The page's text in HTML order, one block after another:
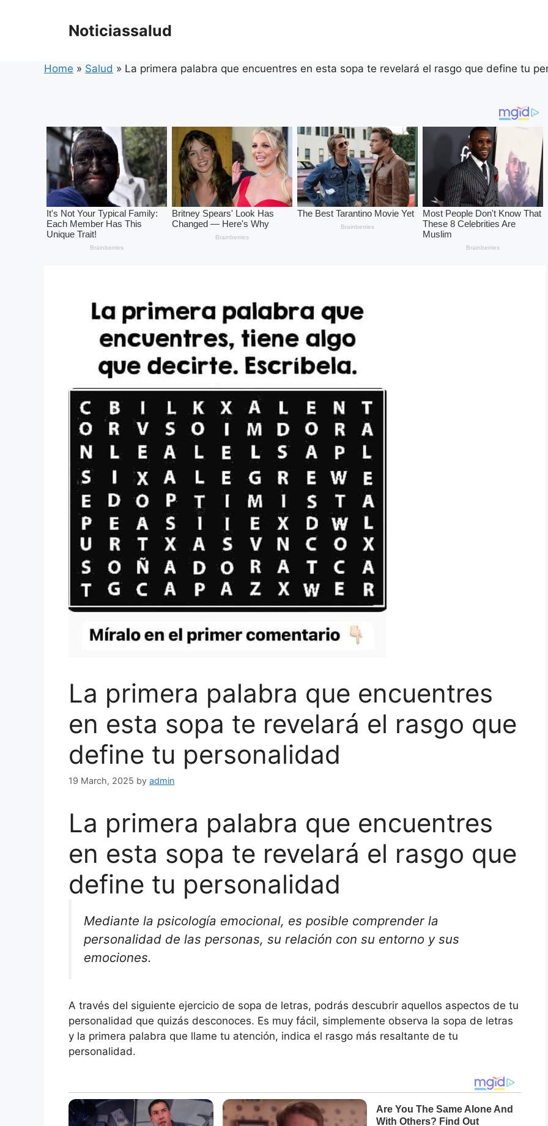
Noticiassalud
Home » Salud » La primera palabra que encuentres en esta sopa te revelará el rasgo que define tu
La primera palabra que encuentres
en esta sopa te revelará el rasgo que
define tu personalidad
19 March, 2025 by admin
La primera palabra que encuentres
en esta sopa te revelará el rasgo que
define tu personalidad
Mediante la psicología emocional, es posible comprender la
personalidad de las personas, su relación con su entorno y sus
emociones.
A través del siguiente ejercicio de sopa de letras, podrás descubrir aquellos aspectos de tu
personalidad que quizás desconoces. Es muy fácil, simplemente observa la sopa de letras
y la primera palabra que llame tu atención, indica el rasgo más resaltante de tu
personalidad.